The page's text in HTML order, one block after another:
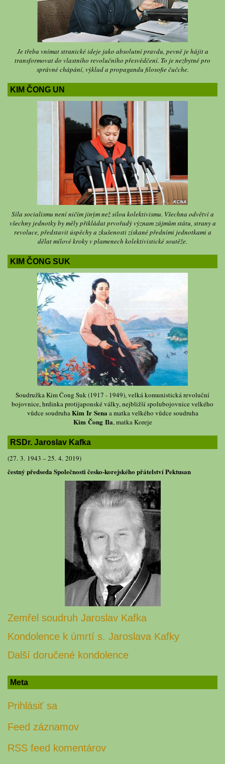
Je třeba vnímat stranické ideje jako absolutní pravdu, pevně je hájit a
transformovat do vlastního revolučního přesvědčení. To je nezbytné pro
správné chápání, výklad a propagandu filosofie čučche.
KIM ČONG UN
Síla socialismu není ničím jiným než silou kolektivismu. Všechna odvětví a
všechny jednotky by měly přikládat prvořadý význam zájmům státu, strany a
revoluce, představit úspěchy a zkušenosti získané předními jednotkami a
dělat mílové kroky v plamenech kolektivistické soutěže.
KIM ČONG SUK
Soudružka Kim Čong Suk (1917 - 1949), velká komunistická revoluční
bojovnice, hrdinka protijaponské války, nejbližší spolubojovnice velkého
vůdce soudruhaKim Ir Sena a matka velkého vůdce soudruha
Kim Čong Ila, matka Koreje
RSDr. Jaroslav Kafka
(27. 3. 1943 – 25. 4. 2019)
čestný předseda Společnosti česko-korejského přátelství Pektusan
Zemřel soudruh Jaroslav Kafka
Kondolence k úmrtí s. Jaroslava Kafky
Další doručené kondolence
Meta
Prihlásiť sa
Feed záznamov
RSS feed komentárov